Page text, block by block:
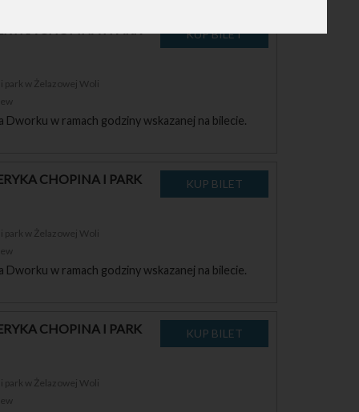
park w Żelazowej Woli
Dworku w ramach godziny wskazanej na bilecie.
CHOPINA I PARK
park w Żelazowej Woli
Dworku w ramach godziny wskazanej na bilecie.
CHOPINA I PARK
park w Żelazowej Woli